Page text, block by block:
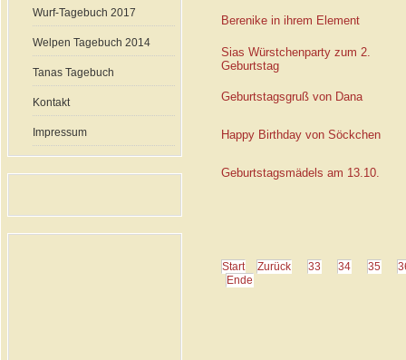
Wurf-Tagebuch 2017
Welpen Tagebuch 2014
Tanas Tagebuch
Kontakt
Impressum
Berenike in ihrem Element
Sias Würstchenparty zum 2.
Geburtstag
Geburtstagsgruß von Dana
Happy Birthday von Söckchen
Geburtstagsmädels am 13.10.
Start Zurück 33 34 35
Ende